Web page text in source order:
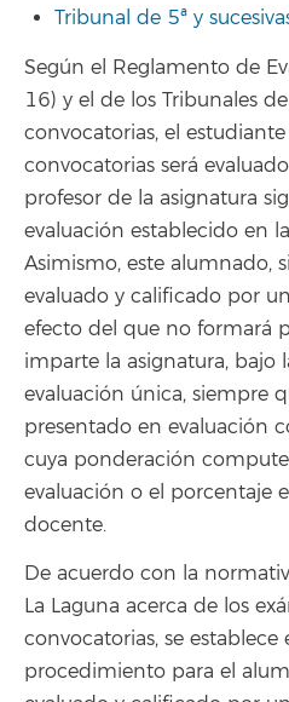
Tribunal de 5ª y
Según el Reglamento de
16) y el de los Tribunales
convocatorias, el
convocatorias será
profesor de la asignatura
evaluación establecido en
Asimismo, este alumnado,
evaluado y calificado por
efecto del que no formará
imparte la asignatura, bajo
evaluación única, siempre
presentado en evaluación
cuya ponderación
evaluación o el porcentaje
docente.
De acuerdo con la
La Laguna acerca de los
convocatorias, se establece
procedimiento para el